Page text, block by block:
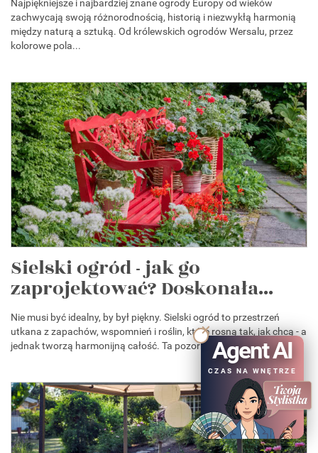
Najpiękniejsze i najbardziej znane ogrody Europy od wieków
zachwycają swoją różnorodnością, historią i niezwykłą harmonią
między naturą a sztuką. Od królewskich ogrodów Wersalu, przez
kolorowe pola...
Sielski ogród - jak go
zaprojektować? Doskonała...
Nie musi być idealny, by był piękny. Sielski ogród to przestrzeń
utkana z zapachów, wspomnień i roślin, które rosną tak, jak chcą - a
jednak tworzą harmonijną całość. Ta pozorna...Agent AI
CZAS NA WNĘTRZE